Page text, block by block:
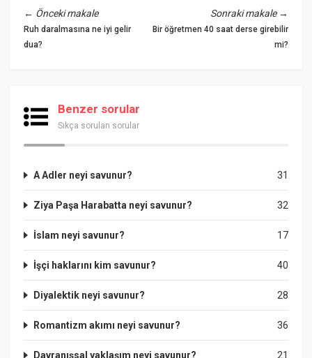
← Önceki makale
Ruh daralmasına ne iyi gelir
dua?
Sonraki makale→
Bir öğretmen 40 saat derse girebilir
mi?
Benzer sorular
Sıkça sorulan sorular
31
A Adler neyi savunur?
32
Ziya Paşa Harabatta neyi savunur?
17
İslam neyi savunur?
40
İşçi haklarını kim savunur?
28
Diyalektik neyi savunur?
36
Romantizm akımı neyi savunur?
21
Davranışsal yaklaşım neyi savunur?